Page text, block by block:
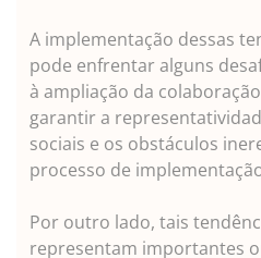
A implementação dessas
pode enfrentar alguns
à ampliação da
garantir a
sociais e os obstáculos
processo de
Por outro lado, tais
representam importantes